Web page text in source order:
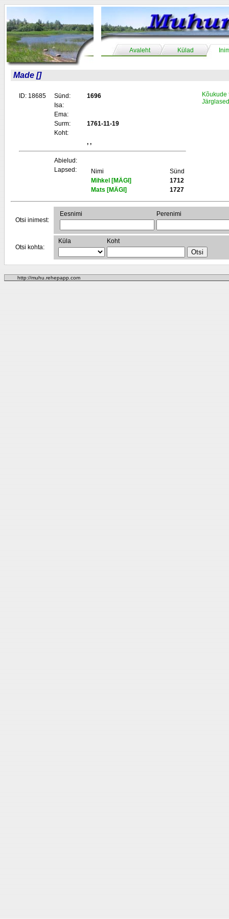
Avaleht Külad
Made []
ID: 18685 Sünd:
1696
Isa:
Ema:
Surm:
1761-11-19
Koht:
, ,
Abielud:
Lapsed:
Nimi
Sünd
Mihkel [MÄGI]
1712
Mats [MÄGI]
1727
Kõukude
Järglased
Otsi inimest:
Eesnimi Perenimi
Otsi kohta:
Küla Koht
http://muhu.rehepapp.com